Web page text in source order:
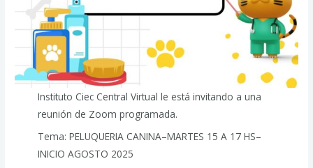
Instituto Ciec Central Virtual le está invitando a una
reunión de Zoom programada.
Tema: PELUQUERIA CANINA–MARTES 15 A 17 HS–
INICIO AGOSTO 2025